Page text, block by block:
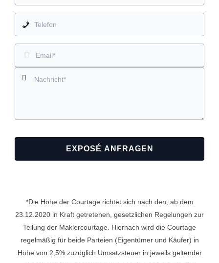
EXPOSÉ ANFRAGEN
*Die Höhe der Courtage richtet sich nach den, ab dem
23.12.2020 in Kraft getretenen, gesetzlichen Regelungen zur
Teilung der Maklercourtage. Hiernach wird die Courtage
regelmäßig für beide Parteien (Eigentümer und Käufer) in
Höhe von 2,5% zuzüglich Umsatzsteuer in jeweils geltender